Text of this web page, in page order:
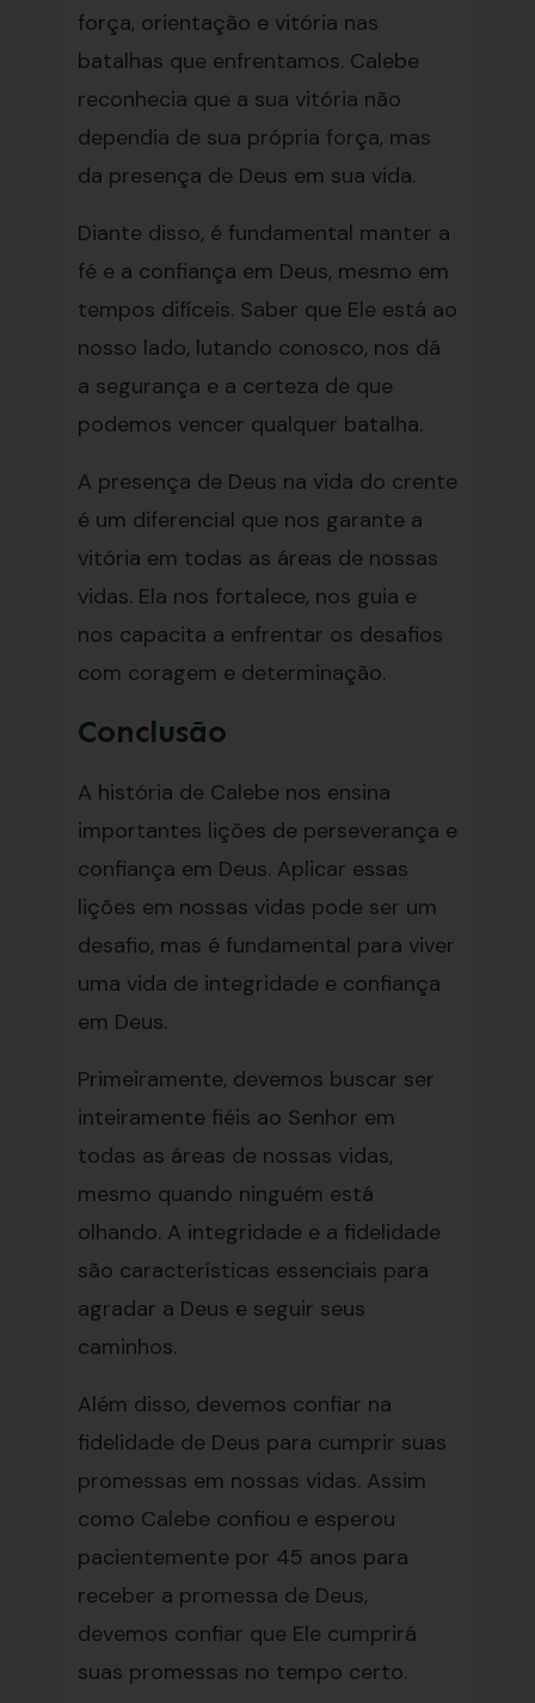
força, orientação e vitória nas
batalhas que enfrentamos. Calebe
reconhecia que a sua vitória não
dependia de sua própria força, mas
da presença de Deus em sua vida.
Diante disso, é fundamental manter a
fé e a confiança em Deus, mesmo em
tempos difíceis. Saber que Ele está ao
nosso lado, lutando conosco, nos dá
a segurança e a certeza de que
podemos vencer qualquer batalha.
A presença de Deus na vida do crente
é um diferencial que nos garante a
vitória em todas as áreas de nossas
vidas. Ela nos fortalece, nos guia e
nos capacita a enfrentar os desafios
com coragem e determinação.
Conclusão
A história de Calebe nos ensina
importantes lições de perseverança e
confiança em Deus. Aplicar essas
lições em nossas vidas pode ser um
desafio, mas é fundamental para viver
uma vida de integridade e confiança
em Deus.
Primeiramente, devemos buscar ser
inteiramente fiéis ao Senhor em
todas as áreas de nossas vidas,
mesmo quando ninguém está
olhando. A integridade e a fidelidade
são características essenciais para
agradar a Deus e seguir seus
caminhos.
Além disso, devemos confiar na
fidelidade de Deus para cumprir suas
promessas em nossas vidas. Assim
como Calebe confiou e esperou
pacientemente por 45 anos para
receber a promessa de Deus,
devemos confiar que Ele cumprirá
suas promessas no tempo certo.